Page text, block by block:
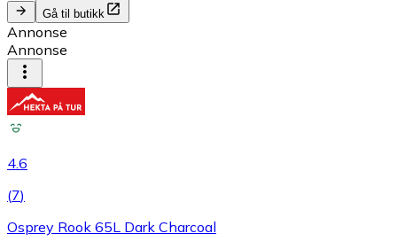
Gå til butikk
Annonse
Annonse
4.6
(7)
Osprey Rook 65L Dark Charcoal